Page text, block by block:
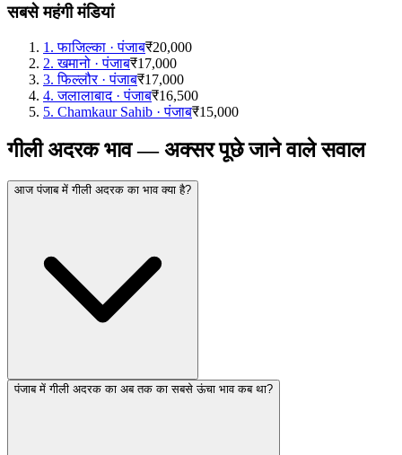
सबसे महंगी मंडियां
1 .फाजिल्का ·पंजाब₹20,000
2.खमानो ·पंजाब₹17,000
3.फिल्लौर·पंजाब₹17,000
4.जलालाबाद·पंजाब₹16,500
5. Chamkaur Sahib ·पंजाब₹15,000
गीली अदरक भाव — अक्सर पूछे जाने वाले सवाल
आज पंजाब में गीली अदरक का भाव क्या है?
पंजाब में गीली अदरक का अब तक का सबसे ऊंचा भाव कब था?